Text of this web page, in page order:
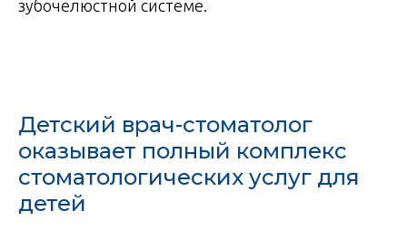
зубочелюстной системе.
Детский врач-стоматолог
оказывает полный комплекс
стоматологических услуг для
детей